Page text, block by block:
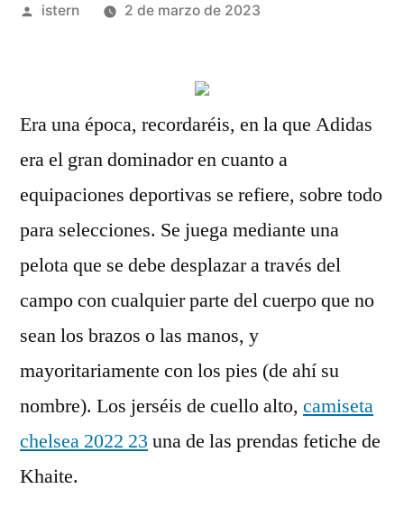
Publicado
istern 2 de marzo de 2023
Era una época, recordaréis, en la que Adidas
era el gran dominador en cuanto a
equipaciones deportivas se refiere, sobre todo
para selecciones. Se juega mediante una
pelota que se debe desplazar a través del
campo con cualquier parte del cuerpo que no
sean los brazos o las manos, y
mayoritariamente con los pies (de ahí su
nombre). Los jerséis de cuello alto, camiseta
chelsea 2022 23 una de las prendas fetiche de
Khaite.